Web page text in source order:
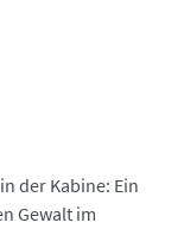
der Kabine: Ein
Gewalt im